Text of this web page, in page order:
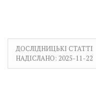
ДОСЛІДНИЦЬКІ СТАТТІ
НАДІСЛАНО: 2025-11-22